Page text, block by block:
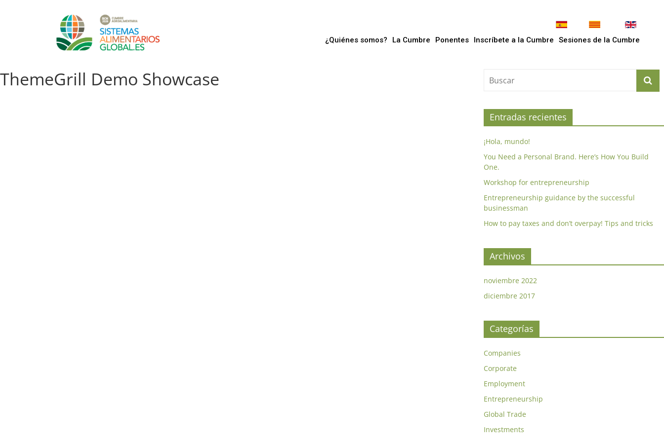
¿Quiénes somos? La Cumbre Ponentes Inscríbete a la Cumbre Sesiones de la Cumbre
ThemeGrill Demo Showcase
Entradas recientes
¡Hola, mundo!
You Need a Personal Brand. Here’s How You Build
One.
Workshop for entrepreneurship
Entrepreneurship guidance by the successful
businessman
How to pay taxes and don’t overpay! Tips and tricks
Archivos
noviembre 2022
diciembre 2017
Categorías
Companies
Corporate
Employment
Entrepreneurship
Global Trade
Investments